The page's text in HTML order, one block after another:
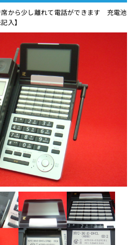
から少し離れて電話ができます 充電池
入】